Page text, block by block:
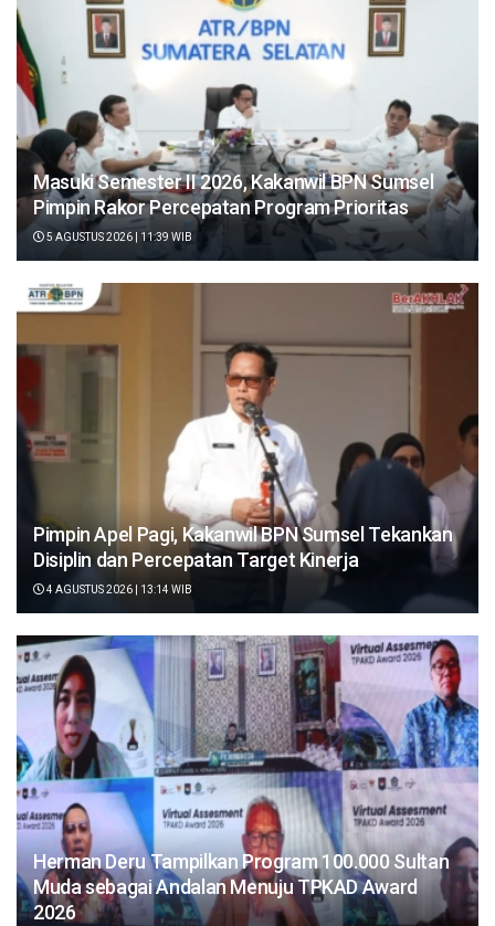
Masuki Semester II 2026, Kakanwil BPN Sumsel
Pimpin Rakor Percepatan Program Prioritas
5 AGUSTUS 2026 | 11:39 WIB
Pimpin Apel Pagi, Kakanwil BPN Sumsel Tekankan
Disiplin dan Percepatan Target Kinerja
4 AGUSTUS 2026 | 13:14 WIB
Herman Deru Tampilkan Program 100.000 Sultan
Muda sebagai Andalan Menuju TPKAD Award
2026